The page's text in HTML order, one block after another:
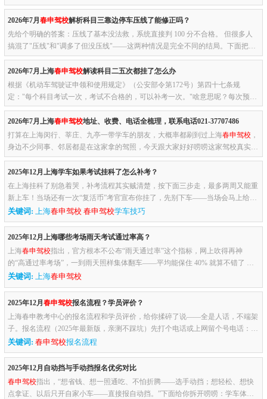
前没有全面开放科二科三连考，主流还是按顺序约考：科目一 → 科目...
2026年7月春申驾校解析科目三靠边停车压线了能修正吗？
先给个明确的答案：压线了基本没法救，系统直接判 100 分不合格。 但很多人
搞混了"压线"和"调多了但没压线"——这两种情况是完全不同的结局。下面把这
事儿掰开说清楚。5 个关键要点（看完能避开 90% 的坑）< 30cm 不...
2026年7月上海春申驾校解读科目二五次都挂了怎么办
根据《机动车驾驶证申领和使用规定》（公安部令第172号）第四十七条规
定："每个科目考试一次，考试不合格的，可以补考一次。"啥意思呢？每次预约
成功后，你当天有正考+补考两次机会。也就是说，科目二实际上有10次考...
2026年7月上海春申驾校地址、收费、电话全梳理，联系电话021-37707486
打算在上海闵行、莘庄、九亭一带学车的朋友，大概率都刷到过上海春申驾校 ，
身边不少同事、邻居都是在这家拿的驾照，今天跟大家好好唠唠这家驾校真实情
况，有想报名的直接记好咨询电话：021-37707486，有任何学车问题...
2025年12月上海学车如果考试挂科了怎么补考？
在上海挂科了别急着哭，补考流程其实贼清楚，按下面三步走，最多两周又能重
新上车！当场还有一次“复活币”考官宣布你挂了，先别下车——当场会马上给你
一次免费补考机会，这次再挂才进入“重约”流程，所以第一把就...
关键词: 上海春申驾校 春申驾校学车技巧
2025年12月上海哪些考场雨天考试通过率高？
上海春申驾校指出，官方根本不公布“雨天通过率”这个指标，网上吹得再神
的“高通过率考场”，一到雨天照样集体翻车——平均能保住 40% 就算不错了 。
所以别迷信“哪个考场雨天稳过”，真正稳的，是你自己的临场操作...
关键词: 上海春申驾校
2025年12月春申驾校报名流程？学员评价？
上海春申教考中心的报名流程和学员评价，给你揉碎了说——全是人话，不端架
子。报名流程（2025年最新版，亲测不踩坑）先打个电话或上网留个号电话：02
1-37707486，微信/官网也能约，客服会问你学C1还是C2，住哪个小区...
关键词: 春申驾校报名流程
2025年12月自动挡与手动挡报名优劣对比
春申驾校指出，“想省钱、想一照通吃、不怕折腾——选手动挡；想轻松、想快
点拿证、以后只开自家小车——直接报自动挡。”下面给你拆开唠唠：学车体验